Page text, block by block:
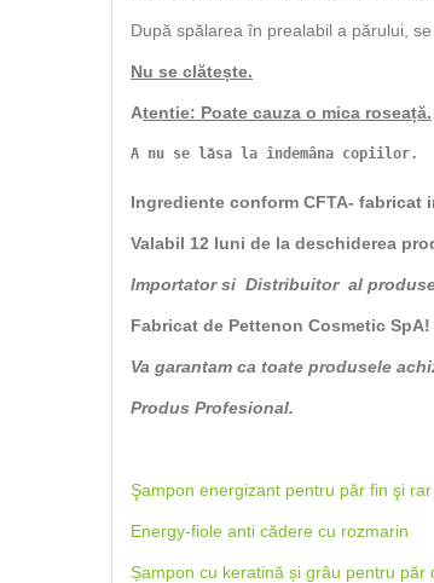
După spălarea în prealabil a părului,
Nu se clătește.
Atentie: Poate cauza o mica roseață.
A nu se lăsa la îndemâna copiilor.
Ingrediente conform CFTA- fabricat
Valabil 12 luni de la deschiderea
Importator si Distribuitor al
Fabricat de Pettenon Cosmetic SpA!
Va garantam ca toate produsele
Produs Profesional.
Şampon energizant pentru păr fin şi rar
Energy-fiole anti cădere cu rozmarin
Șampon cu keratină și grâu pentru păr